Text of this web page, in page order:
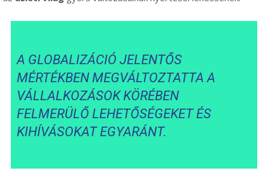
A GLOBALIZÁCIÓ JELENTŐS
MÉRTÉKBEN MEGVÁLTOZTATTA A
VÁLLALKOZÁSOK KÖRÉBEN
FELMERÜLŐ LEHETŐSÉGEKET ÉS
KIHÍVÁSOKAT EGYARÁNT.